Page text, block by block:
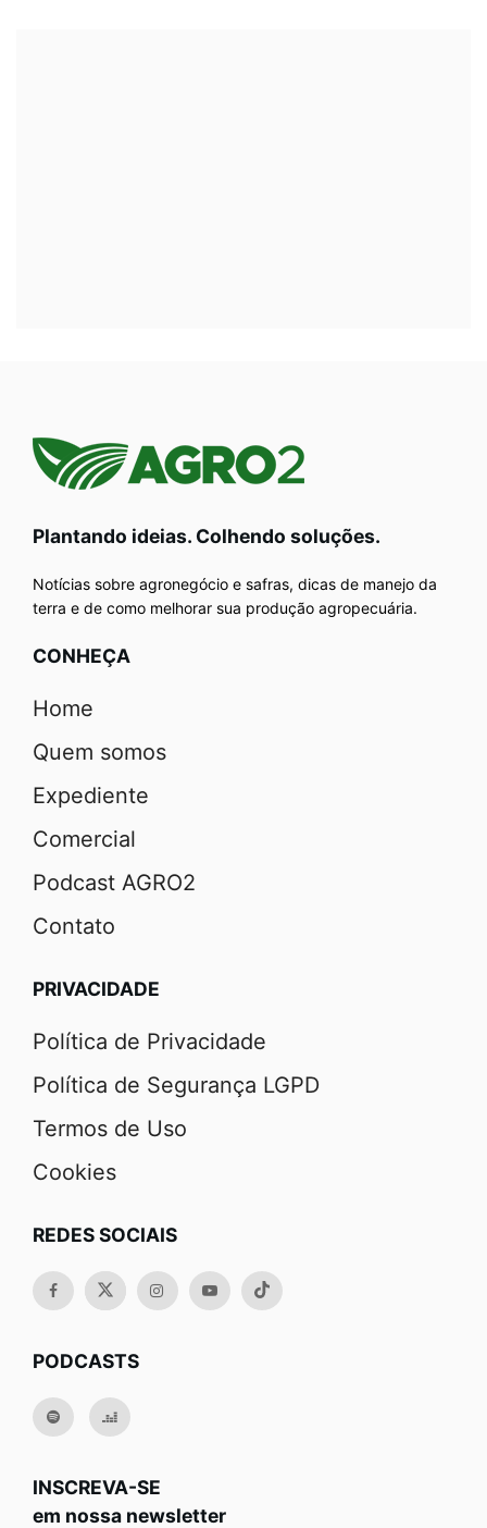
Plantando ideias. Colhendo soluções.
Notícias sobre agronegócio e safras, dicas de manejo da
terra e de como melhorar sua produção agropecuária.
CONHEÇA
Home
Quem somos
Expediente
Comercial
Podcast AGRO2
Contato
PRIVACIDADE
Política de Privacidade
Política de Segurança LGPD
Termos de Uso
Cookies
REDES SOCIAIS
PODCASTS
INSCREVA-SE
em nossa newsletter